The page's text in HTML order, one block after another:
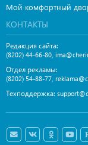
Мой комфортный
КОНТАКТЫ
Редакция сайта:
(8202) 44-66-80,
Отдел рекламы:
(8202) 54-88-77,
Техподдержка: